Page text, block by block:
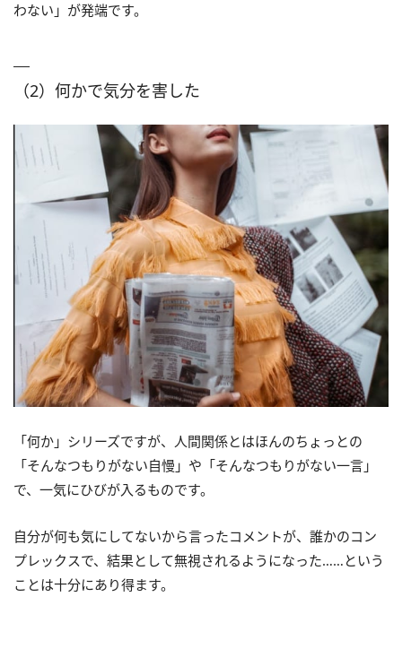
わない」が発端です。
（2）何かで気分を害した
「何か」シリーズですが、人間関係とはほんのちょっとの
「そんなつもりがない自慢」や「そんなつもりがない一言」
で、一気にひびが入るものです。
自分が何も気にしてないから言ったコメントが、誰かのコン
プレックスで、結果として無視されるようになった……という
ことは十分にあり得ます。